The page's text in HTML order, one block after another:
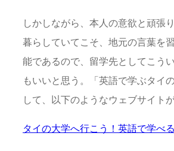
しかしながら、本人の意欲と頑張
暮らしていてこそ、地元の言葉を
能であるので、留学先としてこう
もいいと思う。「英語で学ぶタイ
して、以下のようなウェブサイトが
タイの大学へ行こう！英語で学べ